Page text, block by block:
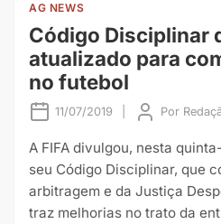
AG NEWS
Código Disciplinar
atualizado para
no futebol
11/07/2019 Por
A FIFA divulgou, nesta
seu Código Disciplinar, que
arbitragem e da Justiça
traz melhorias no trato da